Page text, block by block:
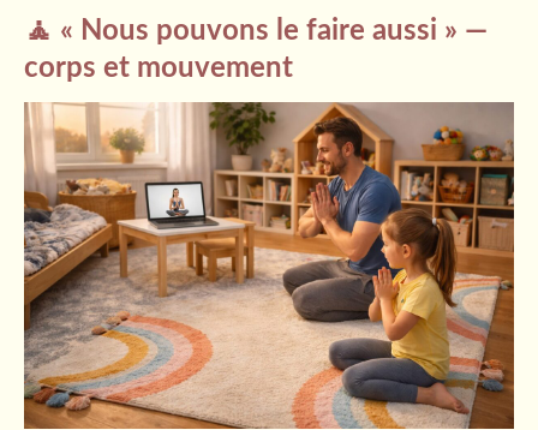
🧘 « Nous pouvons le faire aussi » —
corps et mouvement